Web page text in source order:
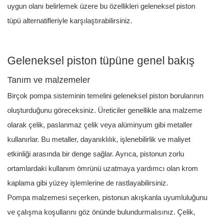
uygun olanı belirlemek üzere bu özellikleri geleneksel piston
tüpü alternatifleriyle karşılaştırabilirsiniz.
Geleneksel piston tüpüne genel bakış
Tanım ve malzemeler
Birçok pompa sisteminin temelini geleneksel piston borularının
oluşturduğunu göreceksiniz. Üreticiler genellikle ana malzeme
olarak çelik, paslanmaz çelik veya alüminyum gibi metaller
kullanırlar. Bu metaller, dayanıklılık, işlenebilirlik ve maliyet
etkinliği arasında bir denge sağlar. Ayrıca, pistonun zorlu
ortamlardaki kullanım ömrünü uzatmaya yardımcı olan krom
kaplama gibi yüzey işlemlerine de rastlayabilirsiniz.
Pompa malzemesi seçerken, pistonun akışkanla uyumluluğunu
ve çalışma koşullarını göz önünde bulundurmalısınız. Çelik,